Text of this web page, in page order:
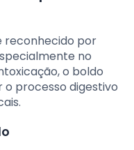
reconhecido por
no
o boldo
processo digestivo